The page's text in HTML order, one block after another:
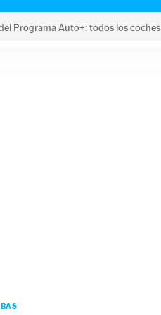
Programa Auto+: todos los